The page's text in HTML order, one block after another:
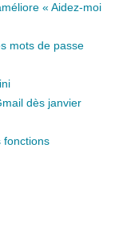
« Aidez-moi
mots de passe
dès janvier
fonctions